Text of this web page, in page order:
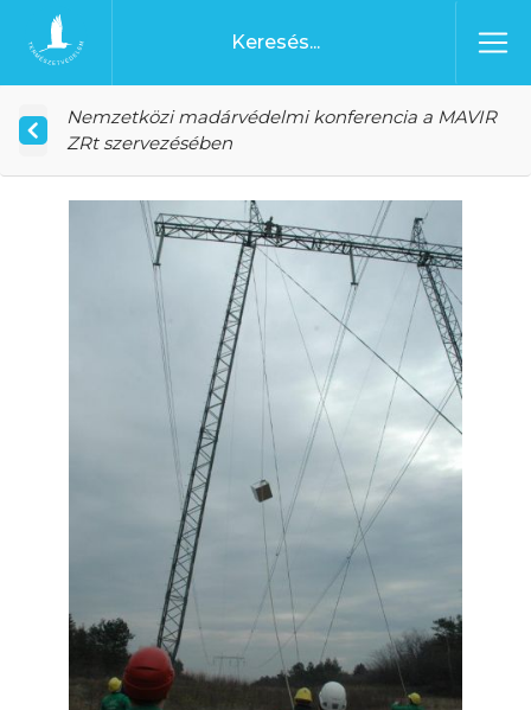
Ugrás a tartalomhoz
Főoldal
Nemzetközi madárvédelmi konferencia a MAVIR
ZRt szervezésében